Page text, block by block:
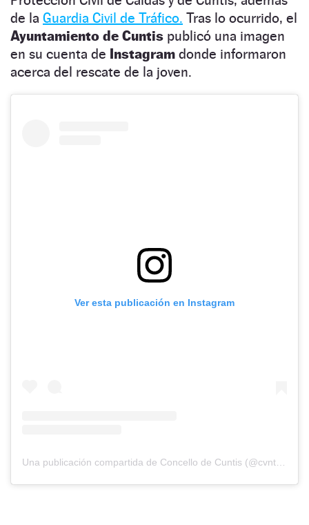
de la Guardia Civil de Tráfico. Tras lo ocurrido, el
Ayuntamiento de Cuntis publicó una imagen
en su cuenta de Instagram donde informaron
acerca del rescate de la joven.
Ver esta publicación en Instagram